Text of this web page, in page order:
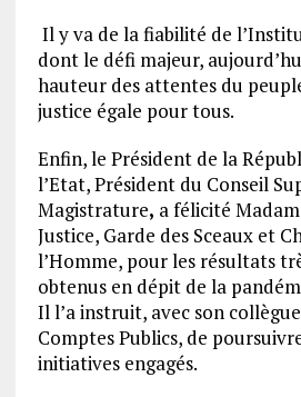
Il y va de la fiabilité de
dont le défi majeur,
hauteur des attentes du
justice égale pour tous.
Enfin, le Président de la
l’Etat, Président du Conseil
Magistrature, a félicité
Justice, Garde des Sceaux et
l’Homme, pour les résultats
obtenus en dépit de la
Il l’a instruit, avec son
Comptes Publics, de
initiatives engagés.